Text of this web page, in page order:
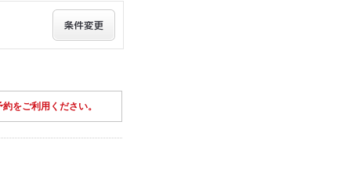
をご利用ください。